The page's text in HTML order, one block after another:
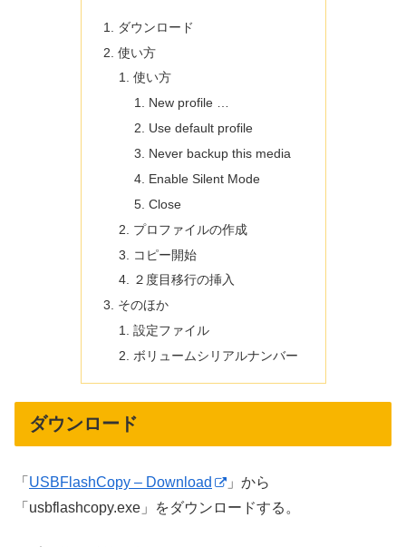
ダウンロード
使い方
使い方
New profile …
Use default profile
Never backup this media
Enable Silent Mode
Close
プロファイルの作成
コピー開始
２度目移行の挿入
そのほか
設定ファイル
ボリュームシリアルナンバー
ダウンロード
「 USBFlashCopy – Download
」から
「usbflashcopy.exe」をダウンロードする。